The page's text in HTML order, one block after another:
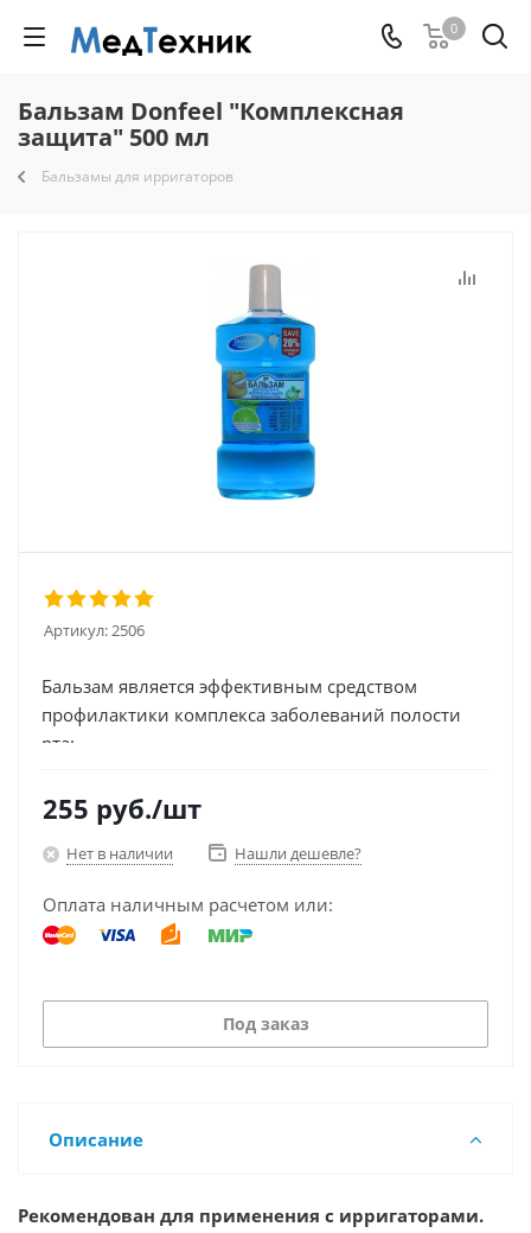
0
Бальзам Donfeel "Комплексная
защита" 500 мл
Бальзамы для ирригаторов
Артикул:2506
Бальзам является эффективным средством
профилактики комплекса заболеваний полости
рта:...
255 руб./шт
Нет в наличии Нашли дешевле?
Оплата наличным расчетом или:
Под заказ
Описание
Рекомендован для применения с ирригаторами.